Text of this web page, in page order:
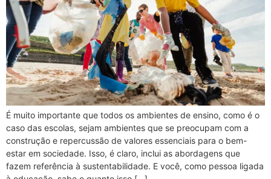
É muito importante que todos os ambientes de ensino, como é o
caso das escolas, sejam ambientes que se preocupam com a
construção e repercussão de valores essenciais para o bem-
estar em sociedade. Isso, é claro, inclui as abordagens que
fazem referência à sustentabilidade. E você, como pessoa ligada